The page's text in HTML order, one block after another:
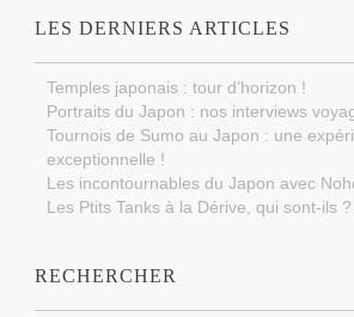
LES DERNIERS ARTICLES
Temples japonais : tour d’horizon !
Portraits du Japon : nos interviews
Tournois de Sumo au Japon : une
exceptionnelle !
Les incontournables du Japon avec
Les Ptits Tanks à la Dérive, qui sont-ils ?
RECHERCHER